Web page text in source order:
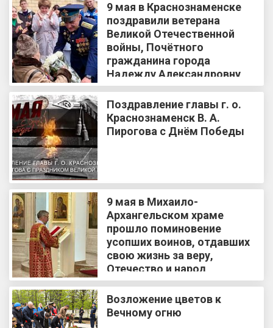
9 мая в Краснознаменске
поздравили ветерана
Великой Отечественной
войны, Почётного
гражданина города
Надежду Александровну
Сабитову
Поздравление главы г. о.
Краснознаменск В. А.
Пирогова с Днём Победы
9 мая в Михаило-
Архангельском храме
прошло поминовение
усопших воинов, отдавших
свою жизнь за веру,
Отечество и народ
Возложение цветов к
Вечному огню